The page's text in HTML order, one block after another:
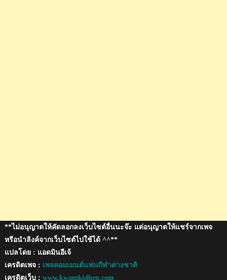
**ไม่อนุญาตให้คัดลอกลงเว็บไซต์อื่นนะจ๊ะ แต่อนุญาตให้แชร์จากเพจ
หรือนำลิงค์จากเว็บไซต์ไปใช้ได้ ^^**
แปลโดย : แอดมินอีเจ้
เครดิตเพจ : เพจคอมเมนต์แฟนกีฬาต่างชาติ
เครดิตเว็บ : www.kwamkidhen.com